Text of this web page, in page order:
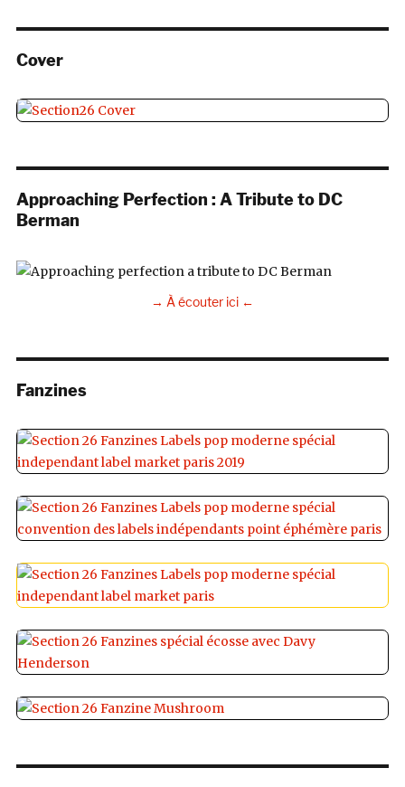
Cover
Approaching Perfection : A Tribute to DC
Berman
→ À écouter ici ←
Fanzines